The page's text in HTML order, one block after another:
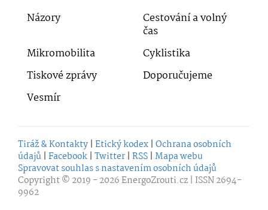
Názory
Cestování a volný
čas
Mikromobilita
Cyklistika
Tiskové zprávy
Doporučujeme
Vesmír
Tiráž & Kontakty | Etický kodex | Ochrana osobních
údajů | Facebook | Twitter | RSS | Mapa webu
Spravovat souhlas s nastavením osobních údajů
Copyright © 2019 - 2026EnergoZrouti.cz | ISSN 2694-
9962